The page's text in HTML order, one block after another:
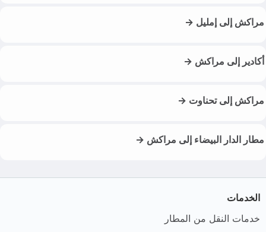
مراكش إلى إمليل →
أكادير إلى مراكش →
مراكش إلى تحناوت →
مطار الدار البيضاء إلى مراكش →
الخدمات
خدمات النقل من المطار